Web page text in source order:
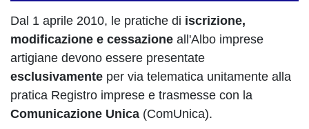
Dal 1 aprile 2010, le pratiche di iscrizione,
modificazione e cessazione all'Albo imprese
artigiane devono essere presentate
esclusivamente per via telematica unitamente alla
pratica Registro imprese e trasmesse con la
Comunicazione Unica (ComUnica).